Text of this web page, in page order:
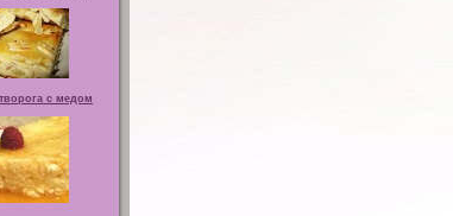
с медом